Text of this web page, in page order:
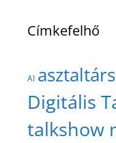
Címkefelhő
AI
Digitális
talkshow